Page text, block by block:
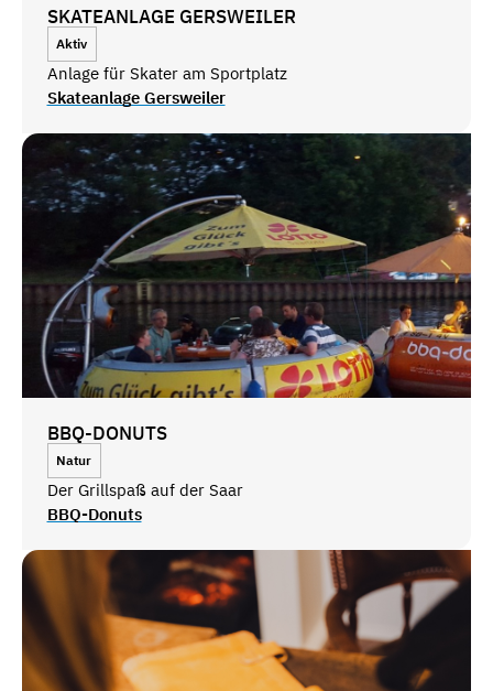
SKATEANLAGE GERSWEILER
Aktiv
Anlage für Skater am Sportplatz
Skateanlage Gersweiler
BBQ-DONUTS
Natur
Der Grillspaß auf der Saar
BBQ-Donuts